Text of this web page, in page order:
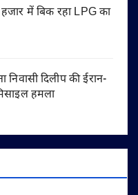
में बिक रहा LPG का
निवासी दिलीप की ईरान-
हमला